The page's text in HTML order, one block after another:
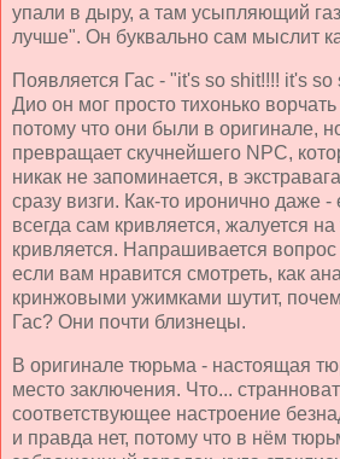
упали в дыру, а там усыпляющий
лучше". Он буквально сам мыслит
Появляется Гас - "it's so shit!!!! it's so
Дио он мог просто тихонько
потому что они были в оригинале,
превращает скучнейшего NPC,
никак не запоминается, в
сразу визги. Как-то иронично даже -
всегда сам кривляется, жалуется на
кривляется. Напрашивается
если вам нравится смотреть, как
кринжовыми ужимками шутит,
Гас? Они почти близнецы.
В оригинале тюрьма - настоящая
место заключения. Что...
соответствующее настроение
и правда нет, потому что в нём